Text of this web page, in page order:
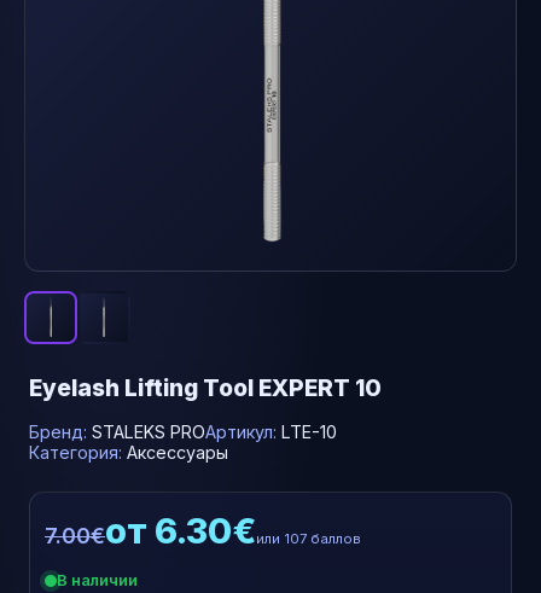
Eyelash Lifting Tool EXPERT 10
Бренд: STALEKS PROАртикул: LTE-10
Категория: Аксессуары
7.00€от 6.30€или 107 баллов
В наличии